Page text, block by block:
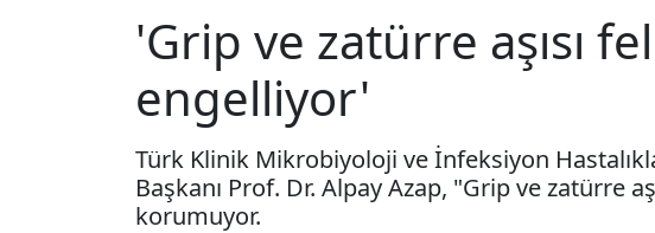
'Grip ve zatürre aşısı
engelliyor'
Türk Klinik Mikrobiyoloji ve İnfeksiyon
Başkanı Prof. Dr. Alpay Azap, "Grip ve zatürre
korumuyor.